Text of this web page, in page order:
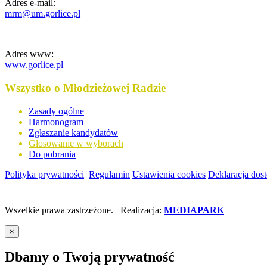
Adres e-mail:
mrm@um.gorlice.pl
Adres www:
www.gorlice.pl
Wszystko o Młodzieżowej Radzie
Zasady ogólne
Harmonogram
Zgłaszanie kandydatów
Głosowanie w wyborach
Do pobrania
Polityka prywatności Regulamin Ustawienia cookies Deklaracja
Wszelkie prawa zastrzeżone. Realizacja: MEDIAPARK
×
Dbamy o Twoją prywatność